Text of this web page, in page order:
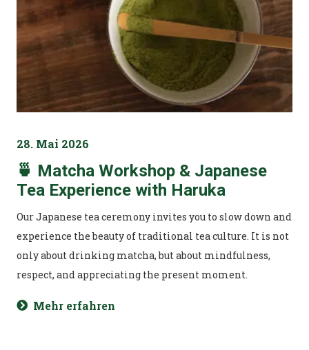
28. Mai 2026
🍵 Matcha Workshop & Japanese
Tea Experience with Haruka
Our Japanese tea ceremony invites you to slow down and
experience the beauty of traditional tea culture. It is not
only about drinking matcha, but about mindfulness,
respect, and appreciating the present moment.
Mehr erfahren